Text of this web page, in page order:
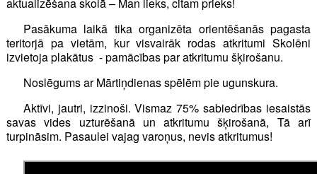
Pasākuma laikā tika organizēta orientēšanās pagasta
teritorjā pa vietām, kur visvairāk rodas atkritumi Skolēni
izvietoja plakātus - pamācības par atkritumu šķirošanu.
Noslēgums ar Mārtiņdienas spēlēm pie ugunskura.
Aktīvi, jautri, izzinoši. Vismaz 75% sabiedrības iesaistās
savas vides uzturēšanā un atkritumu šķirošanā, Tā arī
turpināsim. Pasaulei vajag varoņus, nevis atkritumus!